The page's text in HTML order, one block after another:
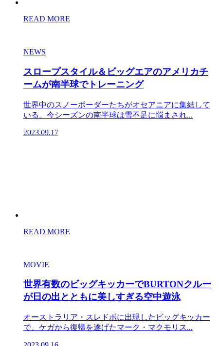
READ MORE
NEWS
スロープスタイル＆ビッグエアのアメリカチ
ームが南半球でトレーニング
世界中のスノーボーダーたちがオセアニアに集結して
いる。今シーズンの南半球は雪不足に悩まされ...
2023.09.17
READ MORE
MOVIE
世界有数のビッグキッカーでBURTONクルー
が日の出とともに美しすぎる空中遊泳
オーストラリア・スレドボに出現したビッグキッカー
で、ケガから復帰を遂げたマーク・マクモリス...